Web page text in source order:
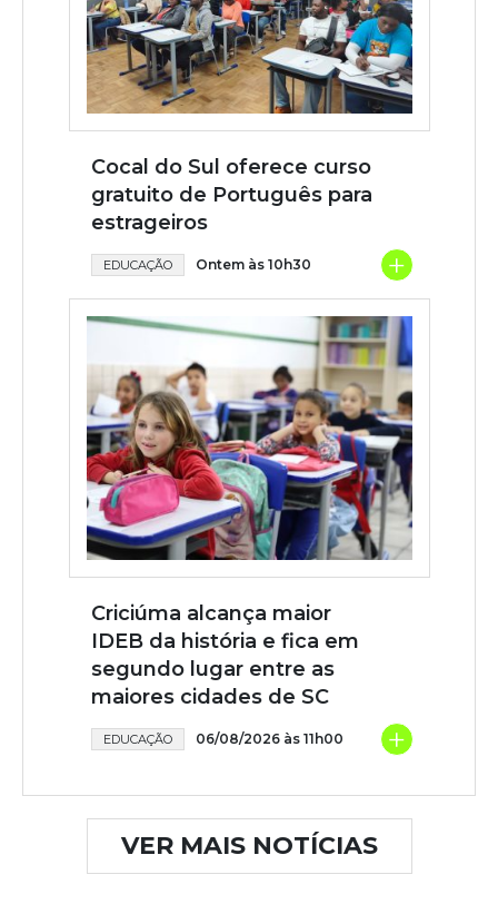
Cocal do Sul oferece curso
gratuito de Português para
estrageiros
EDUCAÇÃO Ontem às 10h30 +
Criciúma alcança maior
IDEB da história e fica em
segundo lugar entre as
maiores cidades de SC
EDUCAÇÃO 06/08/2026 às 11h00 +
VER MAIS NOTÍCIAS